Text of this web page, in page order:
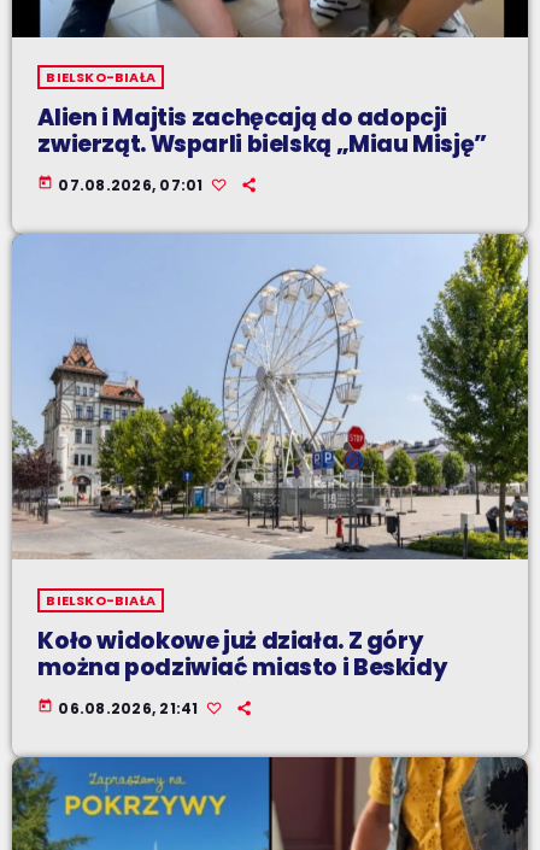
BIELSKO-BIAŁA
Alien i Majtis zachęcają do adopcji
zwierząt. Wsparli bielską „Miau Misję”
today 07.08.2026, 07:01
BIELSKO-BIAŁA
Koło widokowe już działa. Z góry
można podziwiać miasto i Beskidy
today 06.08.2026, 21:41